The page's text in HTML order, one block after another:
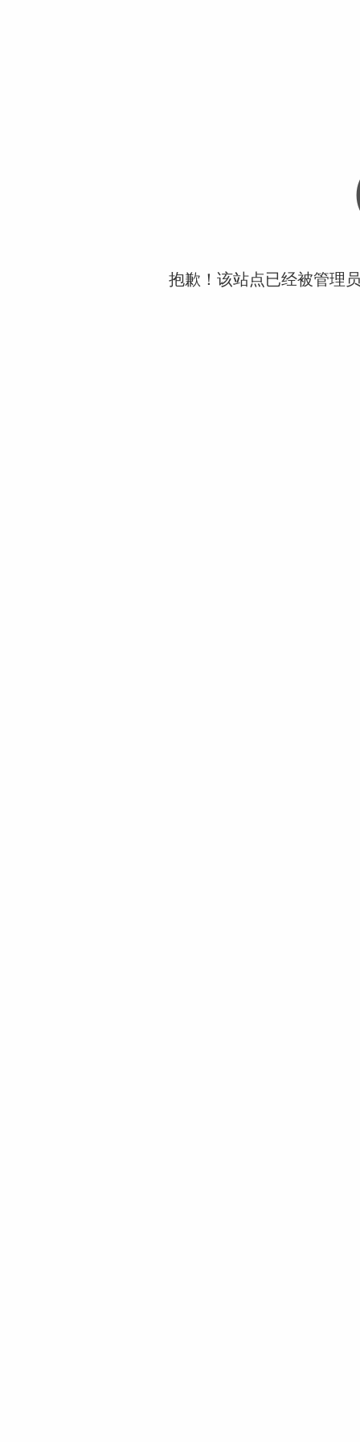
抱歉！该站点已经被管理